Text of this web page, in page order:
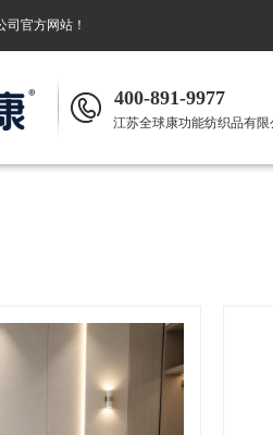
司 官方网站！
江苏全球康功能纺织品有限
400-891-9977